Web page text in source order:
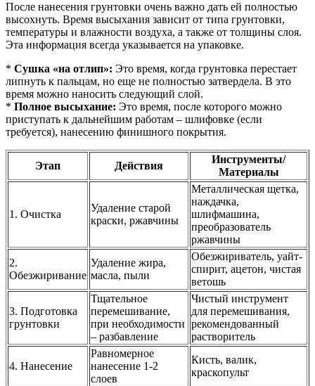
После нанесения грунтовки очень важно дать ей полностью
высохнуть. Время высыхания зависит от типа грунтовки,
температуры и влажности воздуха, а также от толщины слоя.
Эта информация всегда указывается на упаковке.
* Сушка «на отлип»: Это время, когда грунтовка перестает
липнуть к пальцам, но еще не полностью затвердела. В это
время можно наносить следующий слой.
* Полное высыхание: Это время, после которого можно
приступать к дальнейшим работам – шлифовке (если
требуется), нанесению финишного покрытия.
Этап Действия
Инструменты/
Материалы
1. Очистка
Удаление старой
краски, ржавчины
Металлическая щетка,
наждачка,
шлифмашина,
преобразователь
ржавчины
2.
Обезжиривание
Удаление жира,
масла, пыли
Обезжириватель, уайт-
спирит, ацетон, чистая
ветошь
3. Подготовка
грунтовки
Тщательное
перемешивание,
при необходимости
– разбавление
Чистый инструмент
для перемешивания,
рекомендованный
растворитель
4. Нанесение
Равномерное
нанесение 1-2
слоев
Кисть, валик,
краскопульт